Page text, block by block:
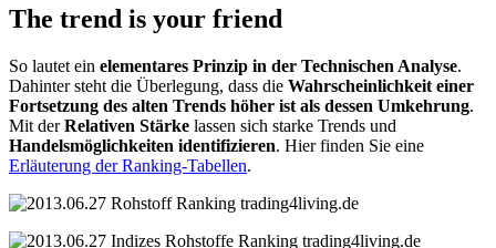
The trend is your friend
So lautet ein elementares Prinzip in der Technischen Analyse.
Dahinter steht die Überlegung, dass die Wahrscheinlichkeit einer
Fortsetzung des alten Trends höher ist als dessen Umkehrung.
Mit derRelativen Stärke lassen sich starke Trends und
Handelsmöglichkeiten identifizieren. Hier finden Sie eine
Erläuterung der Ranking-Tabellen.